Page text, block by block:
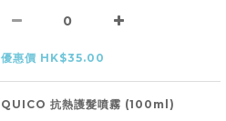
優惠價 HK$35.00
QUICO 抗熱護髮噴霧 (100ml)